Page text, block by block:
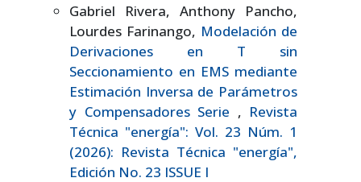
Gabriel Rivera, Anthony Pancho,
Lourdes Farinango, Modelación de
Derivaciones en T sin
Seccionamiento en EMS mediante
Estimación Inversa de Parámetros
y Compensadores Serie , Revista
Técnica "energía": Vol. 23 Núm. 1
(2026): Revista Técnica "energía",
Edición No. 23 ISSUE I